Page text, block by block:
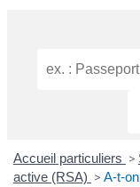
Accueil particuliers >
active (RSA) > A-t-